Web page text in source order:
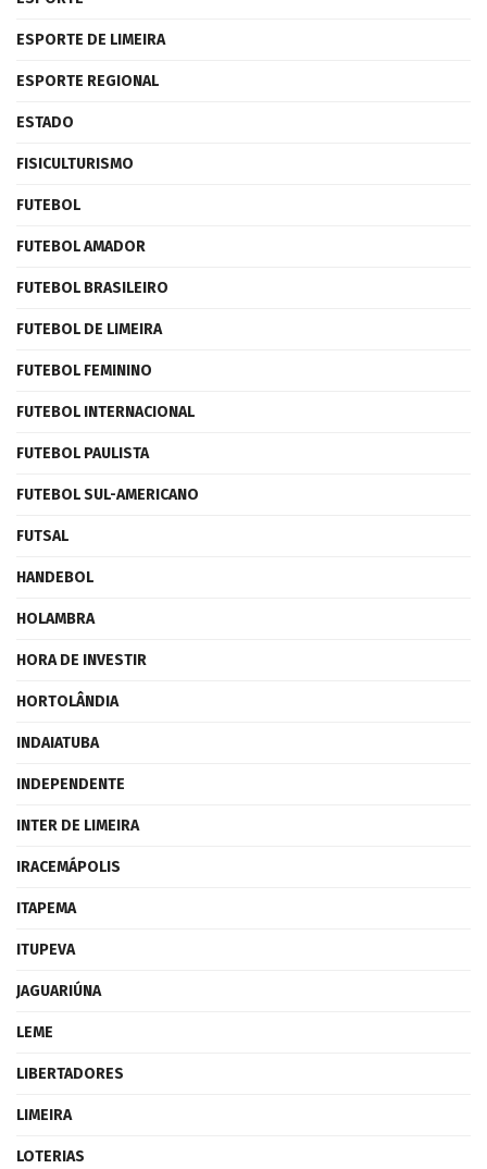
ESPORTE DE LIMEIRA
ESPORTE REGIONAL
ESTADO
FISICULTURISMO
FUTEBOL
FUTEBOL AMADOR
FUTEBOL BRASILEIRO
FUTEBOL DE LIMEIRA
FUTEBOL FEMININO
FUTEBOL INTERNACIONAL
FUTEBOL PAULISTA
FUTEBOL SUL-AMERICANO
FUTSAL
HANDEBOL
HOLAMBRA
HORA DE INVESTIR
HORTOLÂNDIA
INDAIATUBA
INDEPENDENTE
INTER DE LIMEIRA
IRACEMÁPOLIS
ITAPEMA
ITUPEVA
JAGUARIÚNA
LEME
LIBERTADORES
LIMEIRA
LOTERIAS